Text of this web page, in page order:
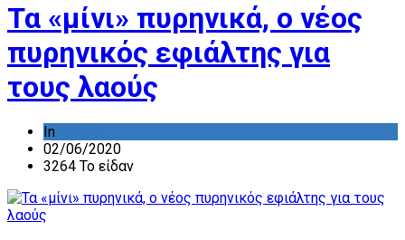
Τα «μίνι» πυρηνικά, ο νέος
πυρηνικός εφιάλτης για
τους λαούς
In
02/06/2020
3264 Το είδαν